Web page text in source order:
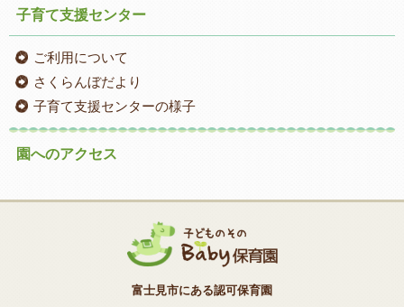
子育て支援センター
ご利用について
さくらんぼだより
子育て支援センターの様子
園へのアクセス
富士見市にある認可保育園